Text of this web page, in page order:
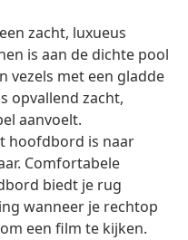
zacht, luxueus
is aan de dichte pool
vezels met een gladde
opvallend zacht,
aanvoelt.
hoofdbord is naar
Comfortabele
biedt je rug
wanneer je rechtop
een film te kijken.